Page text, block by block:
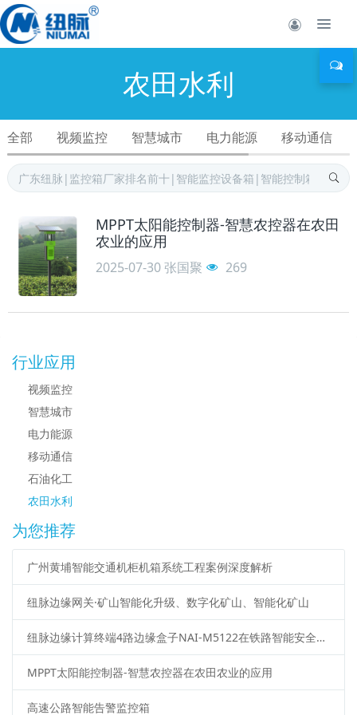
农田水利
全部 视频监控 智慧城市 电力能源 移动通信
MPPT太阳能控制器-智慧农控器在农田
农业的应用
2025-07-30张国聚 269
行业应用
视频监控
智慧城市
电力能源
移动通信
石油化工
农田水利
为您推荐
广州黄埔智能交通机柜机箱系统工程案例深度解析
纽脉边缘网关·矿山智能化升级、数字化矿山、智能化矿山
纽脉边缘计算终端4路边缘盒子NAI-M5122在铁路智能安全管控中的应用介绍
MPPT太阳能控制器-智慧农控器在农田农业的应用
高速公路智能告警监控箱